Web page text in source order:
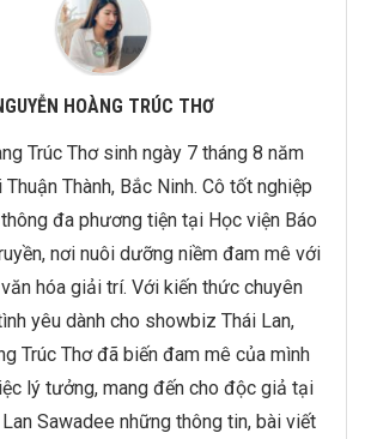
HOÀNG TRÚC THƠ
Trúc Thơ sinh ngày 7 tháng 8 năm
Thành, Bắc Ninh. Cô tốt nghiệp
thông đa phương tiện tại Học viện Báo
nơi nuôi dưỡng niềm đam mê với
hóa giải trí. Với kiến thức chuyên
yêu dành cho showbiz Thái Lan,
Trúc Thơ đã biến đam mê của mình
lý tưởng, mang đến cho độc giả tại
Sawadee những thông tin, bài viết